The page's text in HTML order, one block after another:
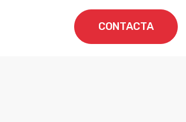
CONTACTA